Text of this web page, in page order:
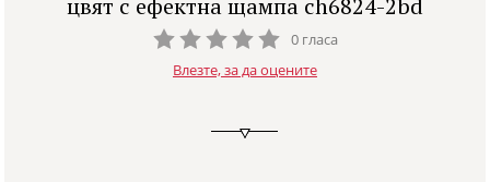
цвят с ефектна щампа ch6824-2bd
0 гласа
Влезте, за да оцените